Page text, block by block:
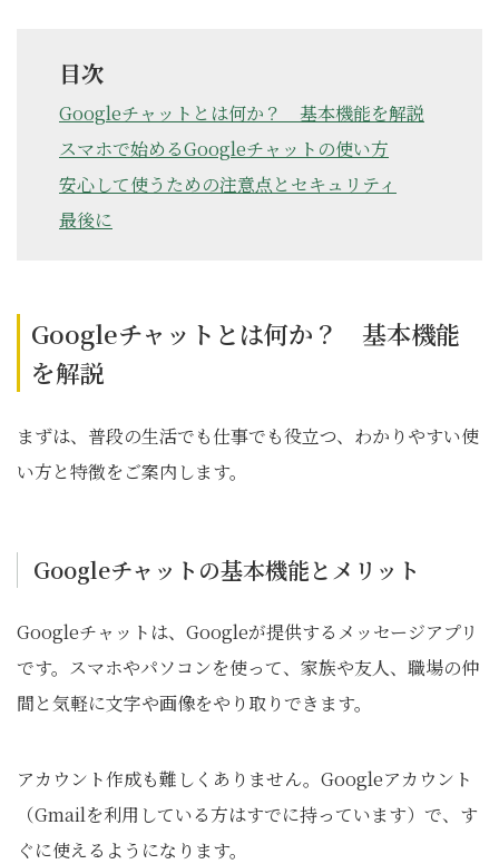
目次
Googleチャットとは何か？ 基本機能を解説
スマホで始めるGoogleチャットの使い方
安心して使うための注意点とセキュリティ
最後に
Googleチャットとは何か？ 基本機能
を解説
まずは、普段の生活でも仕事でも役立つ、わかりやすい使
い方と特徴をご案内します。
Googleチャットの基本機能とメリット
Googleチャットは、Googleが提供するメッセージアプリ
です。スマホやパソコンを使って、家族や友人、職場の仲
間と気軽に文字や画像をやり取りできます。
アカウント作成も難しくありません。Googleアカウント
（Gmailを利用している方はすでに持っています）で、す
ぐに使えるようになります。